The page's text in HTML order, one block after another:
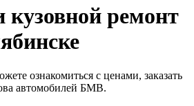
кузовной ремонт
ознакомиться с ценами, заказать
автомобилей БМВ.